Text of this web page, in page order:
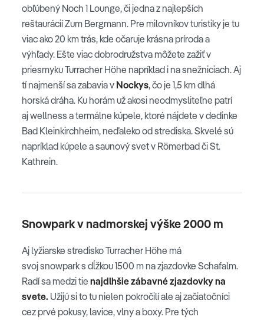
obľúbený Noch 1 Lounge, či jedna z najlepších
reštaurácií Zum Bergmann. Pre milovníkov turistiky je tu
viac ako 20 km trás, kde očaruje krásna príroda a
výhľady. Ešte viac dobrodružstva môžete zažiť v
priesmyku Turracher Höhe napríklad i na snežniciach. Aj
tí najmenší sa zabavia v Nockys, čo je 1,5 km dlhá
horská dráha. Ku horám už akosi neodmysliteľne patrí
aj wellness a termálne kúpele, ktoré nájdete v dedinke
Bad Kleinkirchheim, neďaleko od strediska. Skvelé sú
napríklad kúpele a saunový svet v Römerbad či St.
Kathrein.
Snowpark v nadmorskej výške 2000 m
Aj lyžiarske stredisko Turracher Höhe má
svoj snowpark s dĺžkou 1500 m na zjazdovke Schafalm.
Radí sa medzi tie najdlhšie zábavné zjazdovky na
svete. Užijú si to tu nielen pokročilí ale aj začiatočníci
cez prvé pokusy, lavice, vlny a boxy. Pre tých